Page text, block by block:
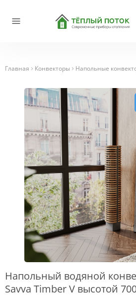
Главная Конвекторы Напольные
Напольный водяной
Savva Timber V высотой